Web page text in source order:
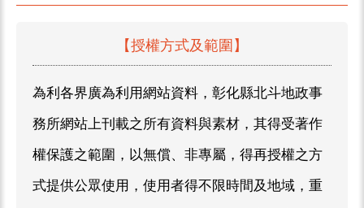
【授權方式及範圍】
為利各界廣為利用網站資料，彰化縣北斗地政事
務所網站上刊載之所有資料與素材，其得受著作
權保護之範圍，以無償、非專屬，得再授權之方
式提供公眾使用，使用者得不限時間及地域，重